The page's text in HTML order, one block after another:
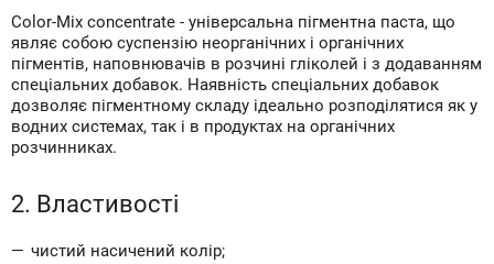
Color-Mix concentrate - універсальна пігментна паста, що
являє собою суспензію неорганічних і органічних
пігментів, наповнювачів в розчині гліколей і з додаванням
спеціальних добавок. Наявність спеціальних добавок
дозволяє пігментному складу ідеально розподілятися як у
водних системах, так і в продуктах на органічних
розчинниках.
2. Властивості
чистий насичений колір;